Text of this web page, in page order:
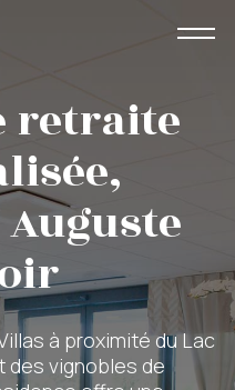
retraite
à proximité du Lac
des vignobles de